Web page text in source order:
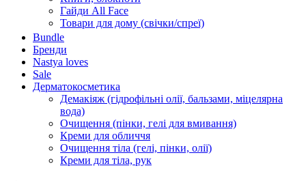
Гайди All Face
Товари для дому (свічки/спреї)
Bundle
Бренди
Nastya loves
Sale
Дерматокосметика
Демакіяж (гідрофільні олії, бальзами, міцелярна
вода)
Очищення (пінки, гелі для вмивання)
Креми для обличчя
Очищення тіла (гелі, пінки, олії)
Креми для тіла, рук